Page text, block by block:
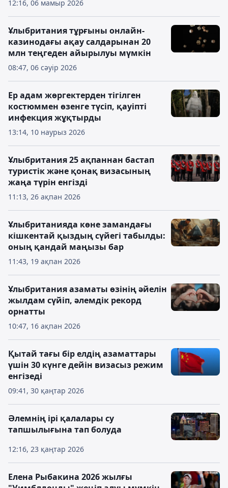
12:16, 06 мамыр 2026
08:47, 06 сәуір 2026
Ұлыбритания тұрғыны онлайн-
казинодағы ақау салдарынан 20
млн теңгеден айырылуы мүмкін
13:14, 10 наурыз 2026
Ер адам жөргектерден тігілген
костюммен өзенге түсіп, қауіпті
инфекция жұқтырды
11:13, 26 ақпан 2026
Ұлыбритания 25 ақпаннан бастап
туристік және қонақ визасының
жаңа түрін енгізді
11:43, 19 ақпан 2026
Ұлыбританияда көне замандағы
кішкентай қыздың сүйегі табылды:
оның қандай маңызы бар
10:47, 16 ақпан 2026
Ұлыбритания азаматы өзінің әйелін
жылдам сүйіп, әлемдік рекорд
орнатты
09:41, 30 қаңтар 2026
Қытай тағы бір елдің азаматтары
үшін 30 күнге дейін визасыз режим
енгізеді
12:16, 23 қаңтар 2026
Әлемнің ірі қалалары су
тапшылығына тап болуда
Елена Рыбакина 2026 жылғы